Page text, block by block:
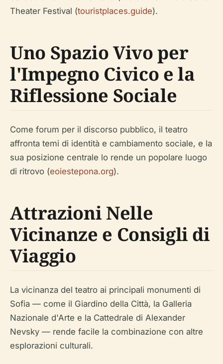
Theater Festival (touristplaces.guide).
Uno Spazio Vivo per
l'Impegno Civico e la
Riflessione Sociale
Come forum per il discorso pubblico, il teatro
affronta temi di identità e cambiamento sociale, e la
sua posizione centrale lo rende un popolare luogo
di ritrovo (eoiestepona.org).
Attrazioni Nelle
Vicinanze e Consigli di
Viaggio
La vicinanza del teatro ai principali monumenti di
Sofia — come il Giardino della Città, la Galleria
Nazionale d'Arte e la Cattedrale di Alexander
Nevsky — rende facile la combinazione con altre
esplorazioni culturali.